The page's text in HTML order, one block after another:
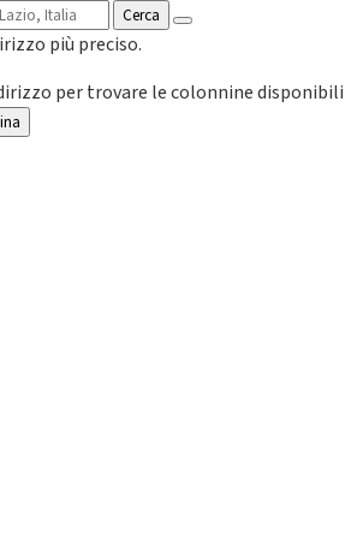
Cerca
più preciso.
per trovare le colonnine disponibili